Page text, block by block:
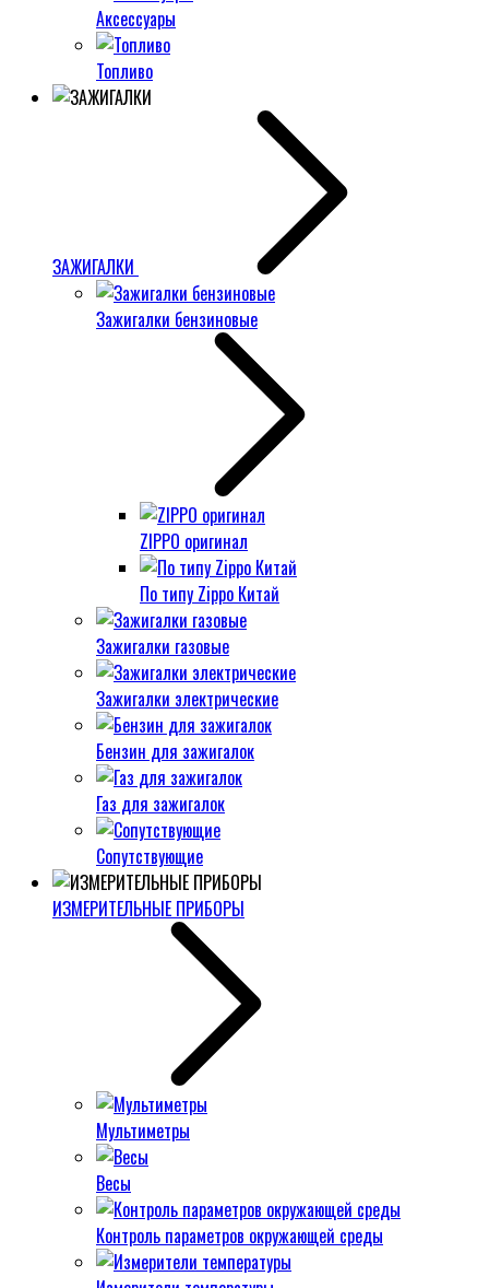
Аксессуары
Топливо
ЗАЖИГАЛКИ
Зажигалки бензиновые
ZIPPO оригинал
По типу Zippo Китай
Зажигалки газовые
Зажигалки электрические
Бензин для зажигалок
Газ для зажигалок
Сопутствующие
ИЗМЕРИТЕЛЬНЫЕ ПРИБОРЫ
Мультиметры
Весы
Контроль параметров окружающей среды